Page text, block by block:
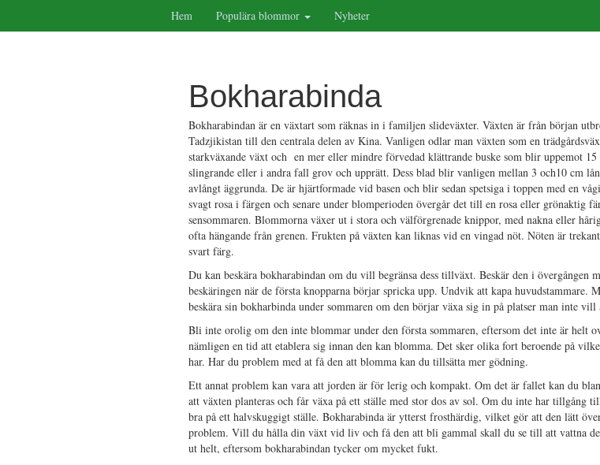
Hem Populära blommor Nyheter
Bokharabinda
Bokharabindan är en växtart som räknas in i familjen slideväxter. Växten är från början
Tadzjikistan till den centrala delen av Kina. Vanligen odlar man växten som en
starkväxande växt och en mer eller mindre förvedad klättrande buske som blir uppemot
slingrande eller i andra fall grov och upprätt. Dess blad blir vanligen mellan 3 och10 cm
avlångt äggrunda. De är hjärtformade vid basen och blir sedan spetsiga i toppen med en
svagt rosa i färgen och senare under blomperioden övergår det till en rosa eller grönaktig
sensommaren. Blommorna växer ut i stora och välförgrenade knippor, med nakna eller
ofta hängande från grenen. Frukten på växten kan liknas vid en vingad nöt. Nöten är
svart färg.
Du kan beskära bokharabindan om du vill begränsa dess tillväxt. Beskär den i
beskäringen när de första knopparna börjar spricka upp. Undvik att kapa huvudstammare.
beskära sin bokharbinda under sommaren om den börjar växa sig in på platser man inte vill
Bli inte orolig om den inte blommar under den första sommaren, eftersom det inte är helt
nämligen en tid att etablera sig innan den kan blomma. Det sker olika fort beroende på
har. Har du problem med at få den att blomma kan du tillsätta mer gödning.
Ett annat problem kan vara att jorden är för lerig och kompakt. Om det är fallet kan du
att växten planteras och får växa på ett ställe med stor dos av sol. Om du inte har tillgång
bra på ett halvskuggigt ställe. Bokharabinda är ytterst frosthärdig, vilket gör att den lätt
problem. Vill du hålla din växt vid liv och få den att bli gammal skall du se till att vattna
ut helt, eftersom bokharabindan tycker om mycket fukt.